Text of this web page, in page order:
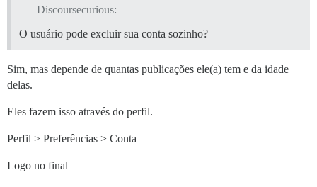
Discoursecurious:
O usuário pode excluir sua conta sozinho?
Sim, mas depende de quantas publicações ele(a) tem e da idade
delas.
Eles fazem isso através do perfil.
Perfil > Preferências > Conta
Logo no final